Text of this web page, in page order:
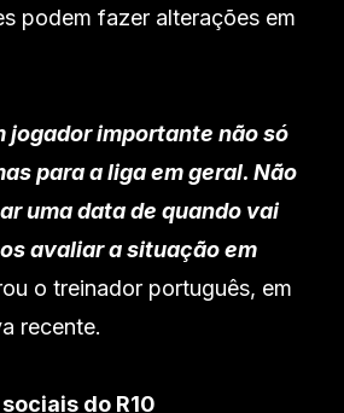
podem fazer alterações em
jogador importante não só
para a liga em geral. Não
uma data de quando vai
avaliar a situação em
o treinador português, em
recente.
do R10